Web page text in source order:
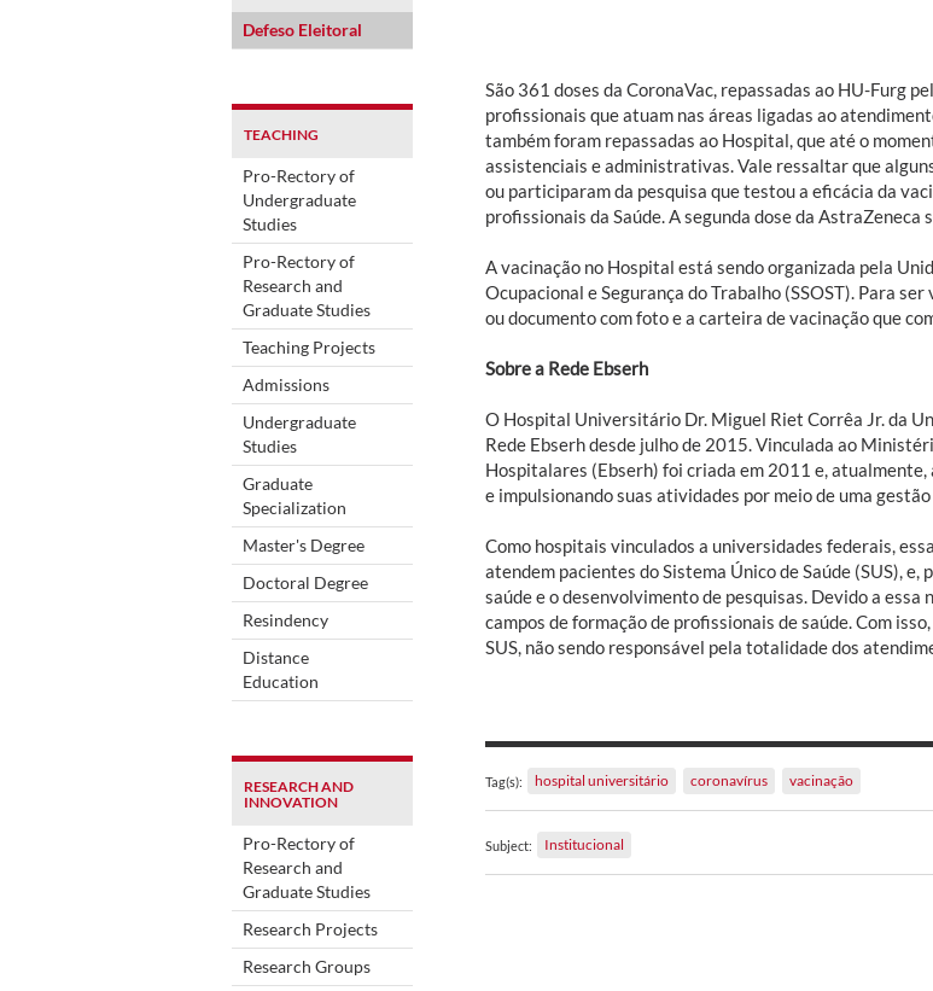
Defeso Eleitoral
TEACHING
Pro-Rectory of
Undergraduate
Studies
Pro-Rectory of
Research and
Graduate Studies
Teaching Projects
Admissions
Undergraduate
Studies
Graduate
Specialization
Master's Degree
Doctoral Degree
Resindency
Distance
Education
RESEARCH AND
INNOVATION
Pro-Rectory of
Research and
Graduate Studies
Research Projects
Research Groups
São 361 doses da CoronaVac, repassadas ao HU-Furg
profissionais que atuam nas áreas ligadas ao
também foram repassadas ao Hospital, que até o
assistenciais e administrativas. Vale ressaltar que
ou participaram da pesquisa que testou a eficácia da
profissionais da Saúde. A segunda dose da
A vacinação no Hospital está sendo organizada pela
Ocupacional e Segurança do Trabalho (SSOST). Para
ou documento com foto e a carteira de vacinação que
Sobre a Rede Ebserh
O Hospital Universitário Dr. Miguel Riet Corrêa Jr. da
Rede Ebserh desde julho de 2015. Vinculada ao
Hospitalares (Ebserh) foi criada em 2011 e,
e impulsionando suas atividades por meio de uma gestão
Como hospitais vinculados a universidades federais,
atendem pacientes do Sistema Único de Saúde (SUS),
saúde e o desenvolvimento de pesquisas. Devido a
campos de formação de profissionais de saúde. Com
SUS, não sendo responsável pela totalidade dos
Tag(s): hospital universitário coronavírus vacinação
Subject: Institucional